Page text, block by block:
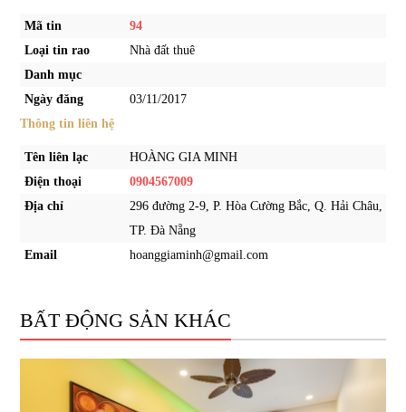
Mã tin
94
Loại tin rao
Nhà đất thuê
Danh mục
Ngày đăng
03/11/2017
Thông tin liên hệ
Tên liên lạc
HOÀNG GIA MINH
Điện thoại
0904567009
Địa chỉ
296 đường 2-9, P. Hòa Cường Bắc, Q. Hải Châu,
TP. Đà Nẵng
Email
hoanggiaminh@gmail.com
BẤT ĐỘNG SẢN KHÁC